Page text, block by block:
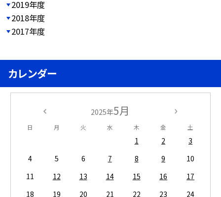
2019年度
2018年度
2017年度
カレンダー
2025年5月
日 月 火 水 木 金 土
1 2
3
4
5 6 7 8 9
10
11
12 13 14 15 16
17
18
19 20 21 22 23
24